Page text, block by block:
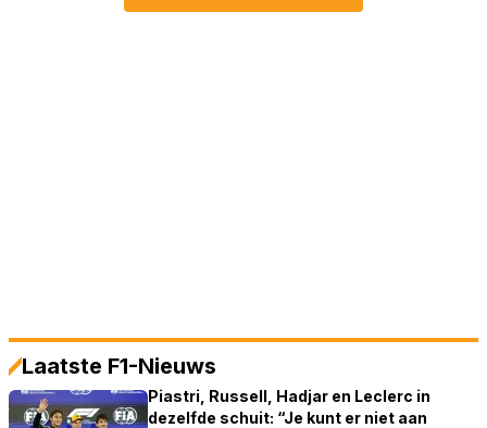
Laatste F1-Nieuws
Piastri, Russell, Hadjar en Leclerc in
dezelfde schuit: “Je kunt er niet aan